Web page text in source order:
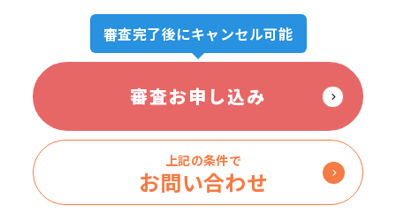
審査完了後にキャンセル可能
審査お申し込み
上記の条件で
お問い合わせ